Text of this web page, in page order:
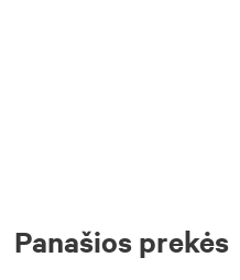
Panašios prekės